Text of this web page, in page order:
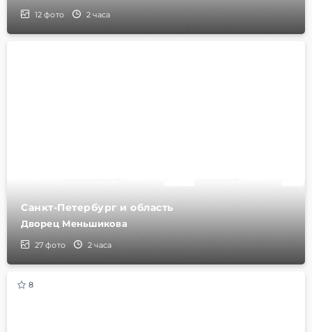
12 фото 2 часа
Санкт-Петербург и область
Дворец Меньшикова
27 фото 2 часа
8